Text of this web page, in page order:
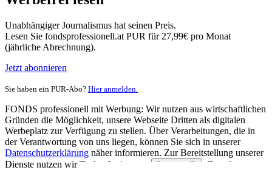
Unabhängiger Journalismus hat seinen Preis.
Lesen Sie fondsprofessionell.at PUR für 27,99€ pro Monat
(jährliche Abrechnung).
Jetzt abonnieren
Sie haben ein PUR-Abo? Hier anmelden.
FONDS professionell mit Werbung: Wir nutzen aus wirtschaftlichen
Gründen die Möglichkeit, unsere Webseite Dritten als digitalen
Werbeplatz zur Verfügung zu stellen. Über Verarbeitungen, die in
der Verantwortung von uns liegen, können Sie sich in unserer
Datenschutzerklärung näher informieren. Zur Bereitstellung unserer
Dienste nutzen wir Technologien von
Partnern (5)
. Zwecke: